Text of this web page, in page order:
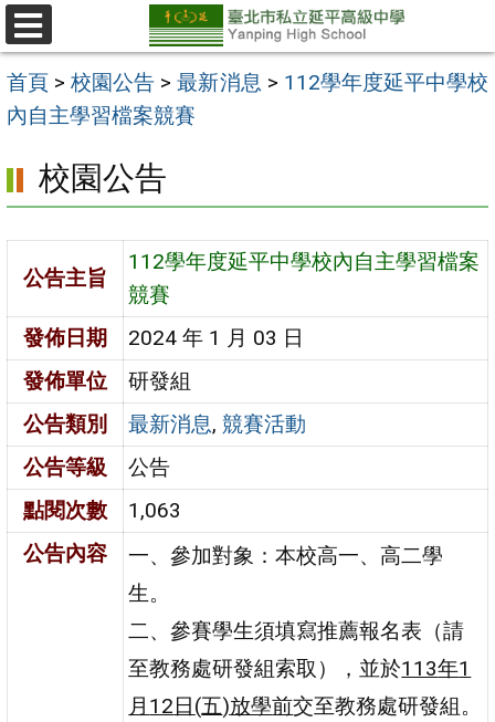
跳
至
主
要
區
選
單
首頁 >校園公告 >最新消息 > 112學年度延平中學校
內自主學習檔案競賽
校園公告
公告主旨
112學年度延平中學校內自主學習檔案
競賽
發佈日期
2024 年 1 月 03 日
發佈單位
研發組
公告類別
最新消息,競賽活動
公告等級
公告
點閱次數
1,063
公告內容
一、參加對象：本校高一、高二學
生。
二、參賽學生須填寫推薦報名表（請
至教務處研發組索取），並於113年1
月 12日(五)放學前交至教務處研發組。